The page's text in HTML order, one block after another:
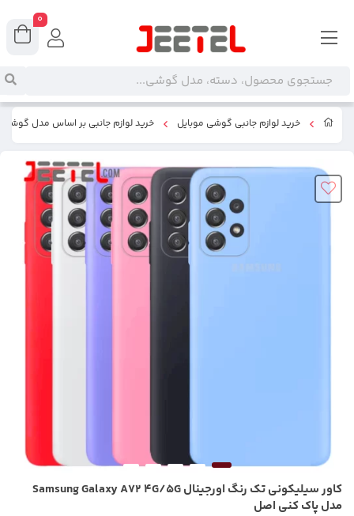
خرید لوازم جانبی گوشی موبایل خرید لوازم جانبی بر اساس مدل گوشی
کاور سیلیکونی تک رنگ اورجینال Samsung Galaxy A72 4G/5G
مدل پاک کنی اصل
0